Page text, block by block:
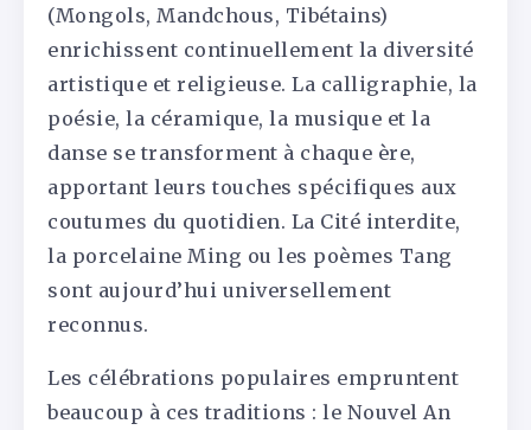
(Mongols, Mandchous, Tibétains)
enrichissent continuellement la diversité
artistique et religieuse. La calligraphie, la
poésie, la céramique, la musique et la
danse se transforment à chaque ère,
apportant leurs touches spécifiques aux
coutumes du quotidien. La Cité interdite,
la porcelaine Ming ou les poèmes Tang
sont aujourd’hui universellement
reconnus.
Les célébrations populaires empruntent
beaucoup à ces traditions : le Nouvel An